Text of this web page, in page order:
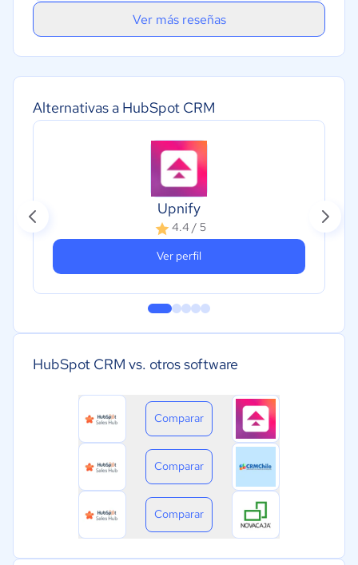
Alternativas a HubSpot CRM
Upnify
4.4 / 5
Ver perfil
HubSpot CRM vs. otros software
Comparar
Comparar
Comparar
Ver más reseñas